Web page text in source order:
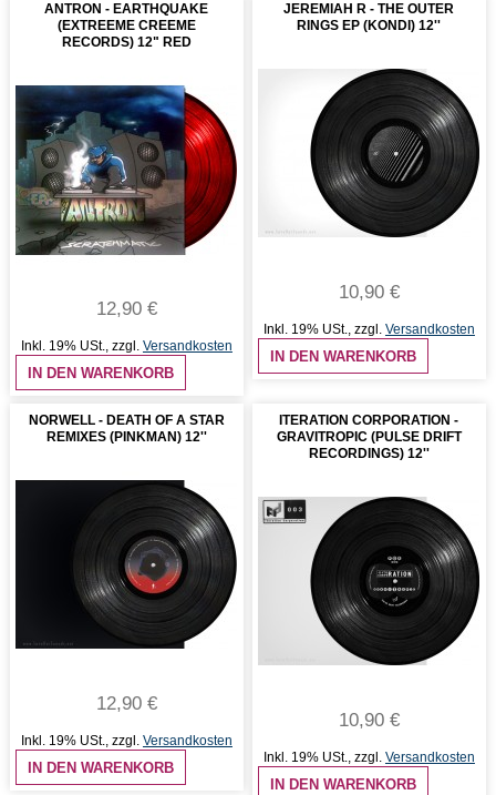
ANTRON - EARTHQUAKE
(EXTREEME CREEME
RECORDS) 12" RED
12,90 €
Inkl. 19% USt., zzgl. Versandkosten
IN DEN WARENKORB
JEREMIAH R - THE OUTER
RINGS EP (KONDI) 12''
10,90 €
Inkl. 19% USt., zzgl. Versandkosten
IN DEN WARENKORB
NORWELL - DEATH OF A STAR
REMIXES (PINKMAN) 12''
12,90 €
Inkl. 19% USt., zzgl. Versandkosten
IN DEN WARENKORB
ITERATION CORPORATION -
GRAVITROPIC (PULSE DRIFT
RECORDINGS) 12''
10,90 €
Inkl. 19% USt., zzgl. Versandkosten
IN DEN WARENKORB